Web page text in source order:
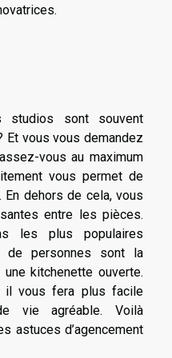
studios sont souvent
Et vous vous demandez
vous au maximum
vous permet de
En dehors de cela, vous
entre les pièces.
les plus populaires
de personnes sont la
kitchenette ouverte.
il vous fera plus facile
vie agréable. Voilà
astuces d’agencement